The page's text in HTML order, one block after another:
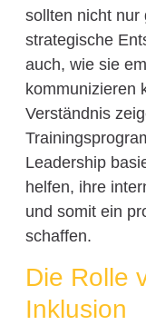
sollten nicht nur
strategische
auch, wie sie
kommunizieren
Verständnis
Leadership
helfen, ihre
und somit ein
schaffen.
Die Rolle
Inklusion